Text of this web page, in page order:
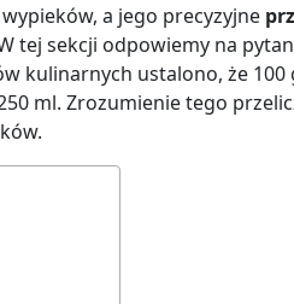
a jego precyzyjne
tej sekcji odpowiemy na
kulinarnych ustalono, że
ml. Zrozumienie tego